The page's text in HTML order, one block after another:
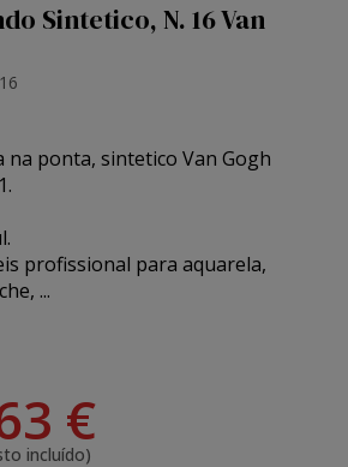
Sintetico, N. 16 Van
na ponta, sintetico Van Gogh
profissional para aquarela,
...
€
incluído)